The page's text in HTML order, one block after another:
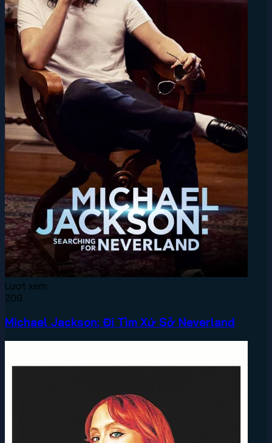
Lượt xem:
208
Michael Jackson: Đi Tìm Xứ Sở Neverland